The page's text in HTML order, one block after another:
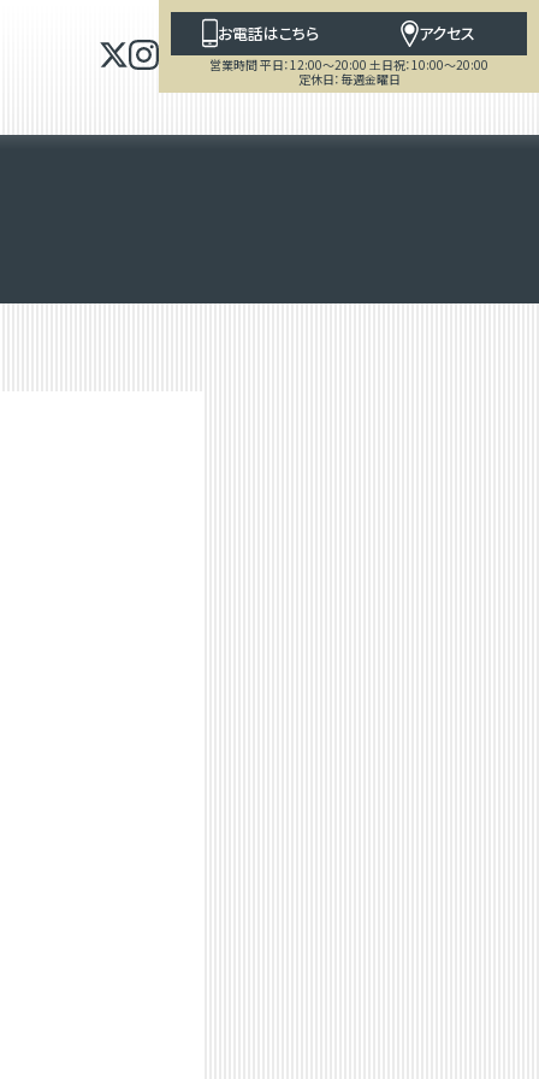
お電話はこちら アクセス
営業時間 平日：12:00～20:00 土日祝：10:00～20:00
定休日：毎週金曜日